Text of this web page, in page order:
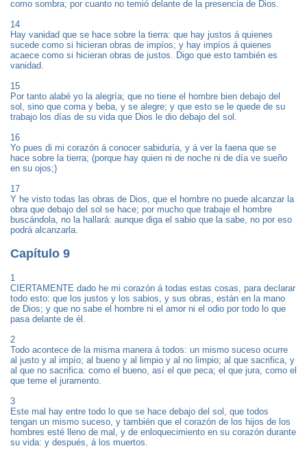
como sombra; por cuanto no temió delante de la presencia de Dios.
14
Hay vanidad que se hace sobre la tierra: que hay justos á quienes
sucede como si hicieran obras de impíos; y hay impíos á quienes
acaece como si hicieran obras de justos. Digo que esto también es
vanidad.
15
Por tanto alabé yo la alegría; que no tiene el hombre bien debajo del
sol, sino que coma y beba, y se alegre; y que esto se le quede de su
trabajo los días de su vida que Dios le dio debajo del sol.
16
Yo pues di mi corazón á conocer sabiduría, y á ver la faena que se
hace sobre la tierra; (porque hay quien ni de noche ni de día ve sueño
en su ojos;)
17
Y he visto todas las obras de Dios, que el hombre no puede alcanzar la
obra que debajo del sol se hace; por mucho que trabaje el hombre
buscándola, no la hallará: aunque diga el sabio que la sabe, no por eso
podrá alcanzarla.
Capítulo 9
1
CIERTAMENTE dado he mi corazón á todas estas cosas, para declarar
todo esto: que los justos y los sabios, y sus obras, están en la mano
de Dios; y que no sabe el hombre ni el amor ni el odio por todo lo que
pasa delante de él.
2
Todo acontece de la misma manera á todos: un mismo suceso ocurre
al justo y al impío; al bueno y al limpio y al no limpio; al que sacrifica, y
al que no sacrifica: como el bueno, así el que peca; el que jura, como el
que teme el juramento.
3
Este mal hay entre todo lo que se hace debajo del sol, que todos
tengan un mismo suceso, y también que el corazón de los hijos de los
hombres esté lleno de mal, y de enloquecimiento en su corazón durante
su vida: y después, á los muertos.